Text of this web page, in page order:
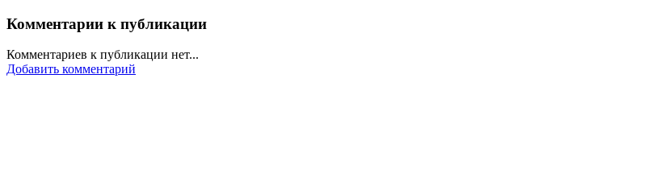
Комментарии к публикации
Комментариев к публикации нет...
Добавить комментарий